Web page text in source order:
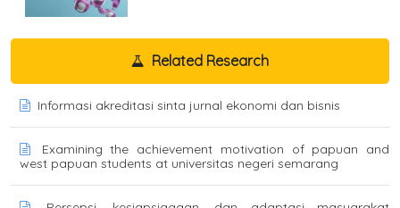
Related Research
Informasi akreditasi sinta jurnal ekonomi dan bisnis
Examining the achievement motivation of papuan and
west papuan students at universitas negeri semarang